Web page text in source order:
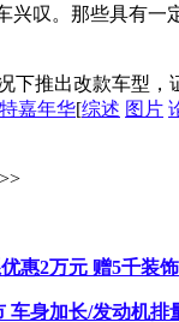
兴叹。那些具有
下推出改款车型，
嘉年华[综述 图片
惠2万元 赠5千装饰
车身加长/发动机排